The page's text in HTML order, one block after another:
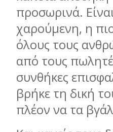
προσωρινά.
χαρούµενη, η
όλους τους
από τους
συνθήκες
βρήκε τη δική
πλέον να τα